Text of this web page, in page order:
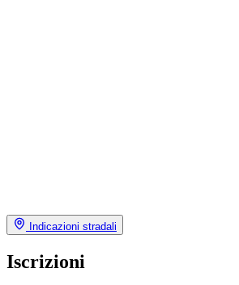
Indicazioni stradali
Iscrizioni